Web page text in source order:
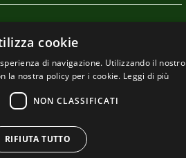
Email
cookie
di navigazione. Utilizzando il nostro
la nostra policy per i cookie. Leggi di più
NON CLASSIFICATI
RIFIUTA TUTTO